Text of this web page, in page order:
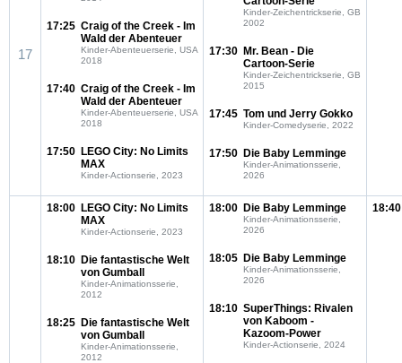
17
17:25 Craig of the Creek - Im
Wald der Abenteuer
Kinder-Abenteuerserie, USA
2018
17:40 Craig of the Creek - Im
Wald der Abenteuer
Kinder-Abenteuerserie, USA
2018
17:50 LEGO City: No Limits
MAX
Kinder-Actionserie, 2023
Kinder-Zeichentrickserie, GB
2002
17:30 Mr. Bean - Die
Cartoon-Serie
Kinder-Zeichentrickserie, GB
2015
17:45 Tom und Jerry Gokko
Kinder-Comedyserie, 2022
17:50 Die Baby Lemminge
Kinder-Animationsserie,
2026
18:00 LEGO City: No Limits
MAX
Kinder-Actionserie, 2023
18:10 Die fantastische Welt
von Gumball
Kinder-Animationsserie,
2012
18:25 Die fantastische Welt
von Gumball
Kinder-Animationsserie,
2012
18:00 Die Baby Lemminge
Kinder-Animationsserie,
2026
18:05 Die Baby Lemminge
Kinder-Animationsserie,
2026
18:10 SuperThings: Rivalen
von Kaboom -
Kazoom-Power
Kinder-Actionserie, 2024
18:40